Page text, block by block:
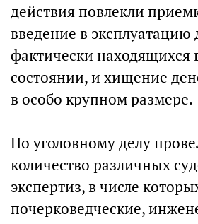
действия повлекли
введение в эксплуатацию
фактически находящихся
состоянии, и хищение
в особо крупном размере.
По уголовному делу
количество различных
экспертиз, в числе
почерковедческие,